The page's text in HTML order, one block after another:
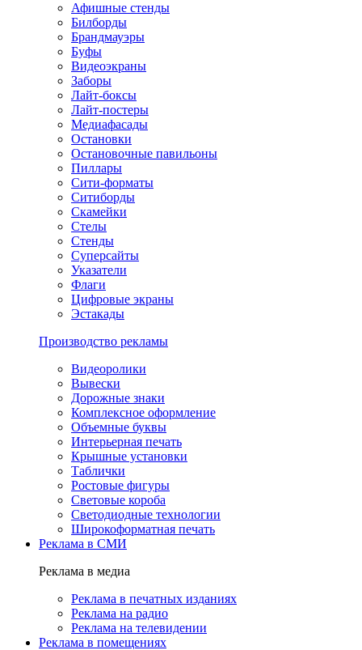
Афишные стенды
Билборды
Брандмауэры
Буфы
Видеоэкраны
Заборы
Лайт-боксы
Лайт-постеры
Медиафасады
Остановки
Остановочные павильоны
Пиллары
Сити-форматы
Ситиборды
Скамейки
Стелы
Стенды
Суперсайты
Указатели
Флаги
Цифровые экраны
Эстакады
Производство рекламы
Видеоролики
Вывески
Дорожные знаки
Комплексное оформление
Объемные буквы
Интерьерная печать
Крышные установки
Таблички
Ростовые фигуры
Световые короба
Светодиодные технологии
Широкоформатная печать
Реклама в СМИ
Реклама в медиа
Реклама в печатных изданиях
Реклама на радио
Реклама на телевидении
Реклама в помещениях